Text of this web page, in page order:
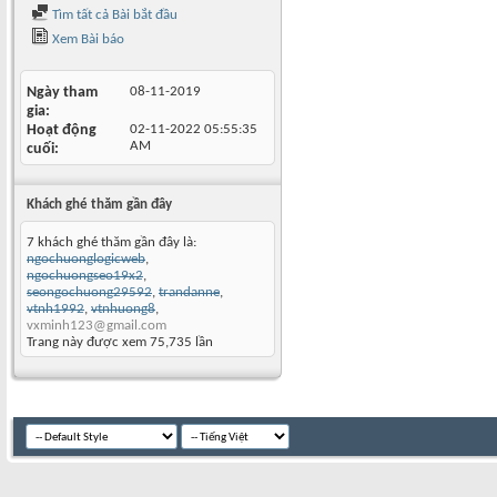
Tìm tất cả Bài bắt đầu
Xem Bài báo
Ngày tham
gia
08-11-2019
Hoạt động
cuối
02-11-2022 05:55:35
AM
Khách ghé thăm gần đây
7 khách ghé thăm gần đây là:
ngochuonglogicweb,
ngochuongseo19x2,
seongochuong29592, trandanne,
vtnh1992, vtnhuong8,
vxminh123@gmail.com
Trang này được xem 75,735 lần